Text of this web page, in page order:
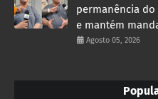
permanência do
e mantém
Agosto 05, 2026